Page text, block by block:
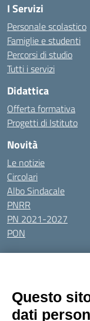
I Servizi
Personale scolastico
Famiglie e studenti
Percorsi di studio
Tutti i servizi
Didattica
Offerta formativa
Progetti di Istituto
Novità
Le notizie
Circolari
Albo Sindacale
PNRR
PN 2021-2027
PON
Tutti gli argomenti
Amministrazione
Dichiarazione di
Questo
dati